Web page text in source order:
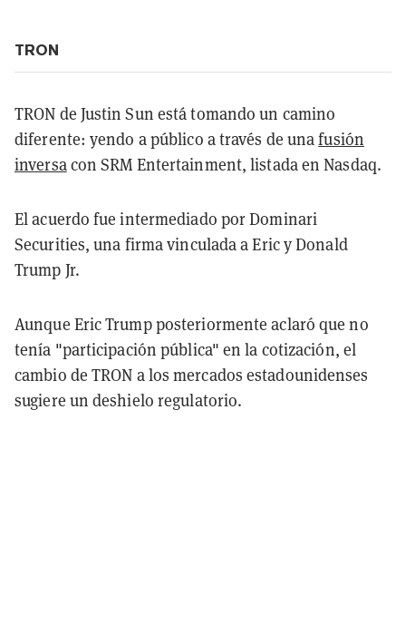
TRON
TRON de Justin Sun está tomando un camino
diferente: yendo a público a través de unafusión
inversacon SRM Entertainment, listada en Nasdaq.
El acuerdo fue intermediado por Dominari
Securities, una firma vinculada a Eric y Donald
Trump Jr.
Aunque Eric Trump posteriormente aclaró que no
tenía "participación pública" en la cotización, el
cambio de TRON a los mercados estadounidenses
sugiere un deshielo regulatorio.